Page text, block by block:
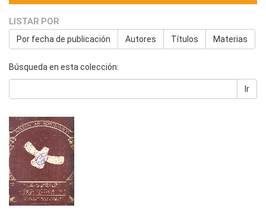
LISTAR POR
Por fecha de publicación Autores Títulos Materias
Búsqueda en esta colección:
Ir